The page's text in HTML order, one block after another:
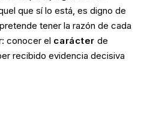
que sí lo está, es digno de
tener la razón de cada
conocer el carácter de
recibido evidencia decisiva